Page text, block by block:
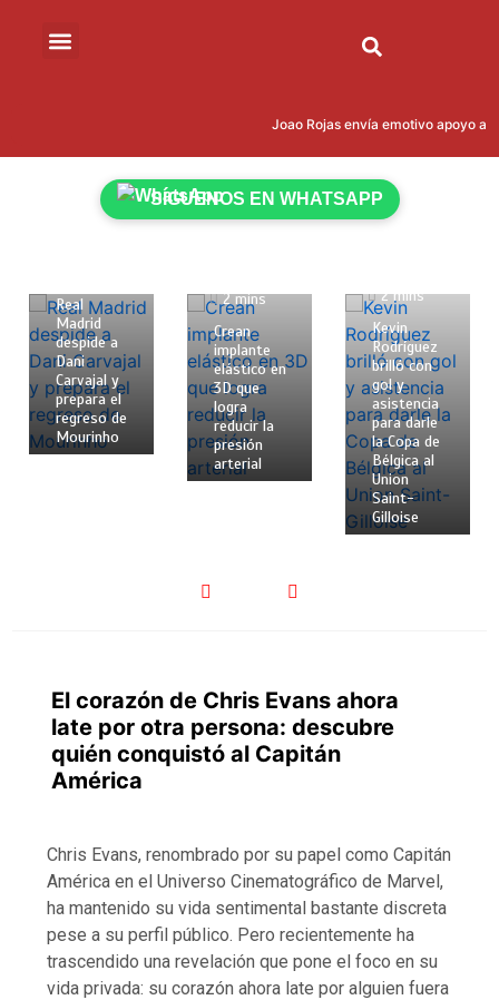
Joao Rojas envía emotivo apoyo a
SÍGUENOS EN WHATSAPP
Real
Madrid
despide a
Dani
Carvajal y
prepara el
regreso de
Mourinho
2 mins
Crean
implante
elástico en
3D que
logra
reducir la
presión
arterial
2 mins
Kevin
Rodríguez
brilló con
gol y
asistencia
para darle
la Copa de
Bélgica al
Union
Saint-
Gilloise
El corazón de Chris Evans ahora
late por otra persona: descubre
quién conquistó al Capitán
América
Chris Evans, renombrado por su papel como Capitán
América en el Universo Cinematográfico de Marvel,
ha mantenido su vida sentimental bastante discreta
pese a su perfil público. Pero recientemente ha
trascendido una revelación que pone el foco en su
vida privada: su corazón ahora late por alguien fuera